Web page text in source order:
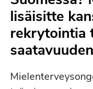
lisäisitte
rekrytointia